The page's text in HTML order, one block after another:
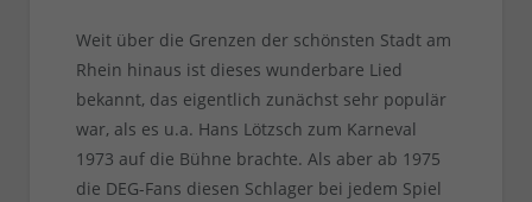
Weit über die Grenzen der schönsten Stadt am
Rhein hinaus ist dieses wunderbare Lied
bekannt, das eigentlich zunächst sehr populär
war, als es u.a. Hans Lötzsch zum Karneval
1973 auf die Bühne brachte. Als aber ab 1975
die DEG-Fans diesen Schlager bei jedem Spiel